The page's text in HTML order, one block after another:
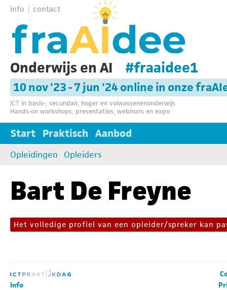
info contact
Onderwijs en AI #fraaidee1
10 nov '23 - 7 jun '24 online in onze
ICT in basis-, secundair, hoger en volwassenenonderwijs
Hands-on workshops, presentaties, webinars en expo
Start Praktisch Aanbod
Opleidingen Opleiders
Bart De Freyne
Het volledige profiel van een opleider/spreker kan
Info